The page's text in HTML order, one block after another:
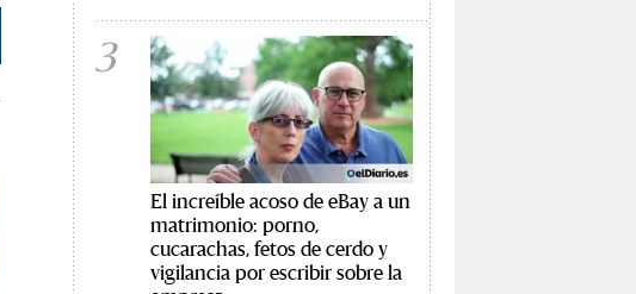
3
El increíble acoso de eBay a un
matrimonio: porno,
cucarachas, fetos de cerdo y
vigilancia por escribir sobre la